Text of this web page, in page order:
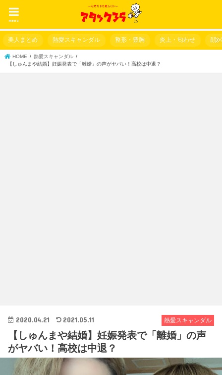
menu
美人まとめ 熱愛スキャンダル 整形・豊胸 炎上・匂わせ 顔
HOME
熱愛スキャンダル
【しゅんまや結婚】妊娠発表で「離婚」の声がヤバい！高校は中退？
熱愛スキャンダル
2020.04.21 2021.05.11
【しゅんまや結婚】妊娠発表で「離婚」の声
がヤバい！高校は中退？